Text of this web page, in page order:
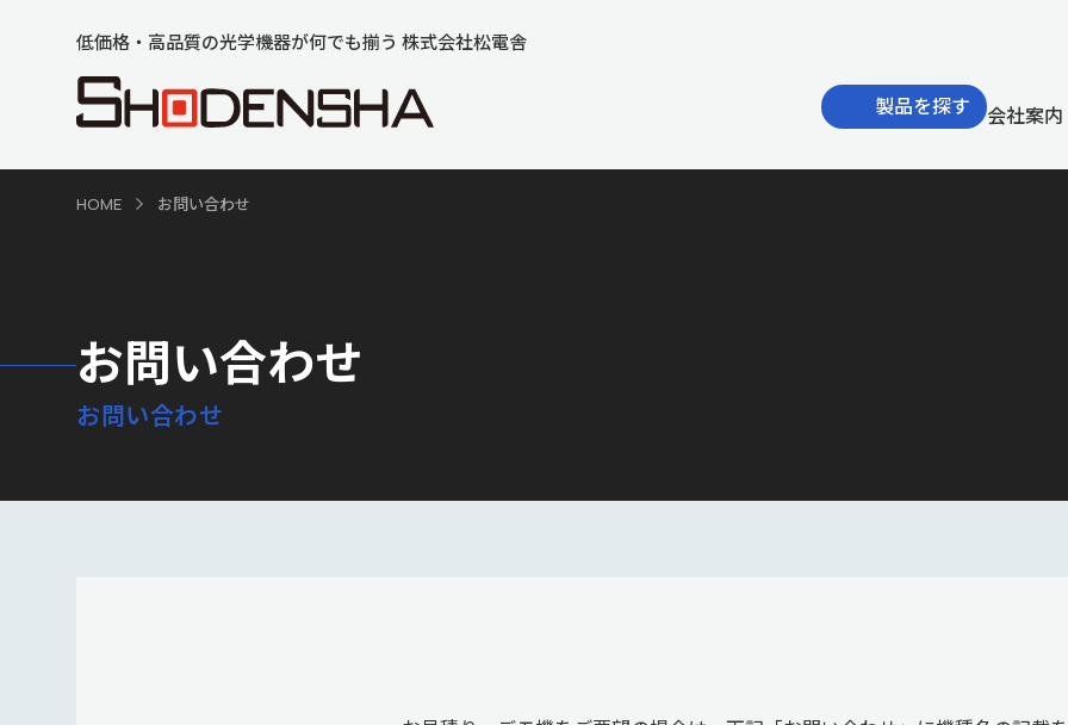
低価格・高品質の光学機器が何でも揃う 株式会社松電舎
製品を探す 会社案内
HOME お問い合わせ
お問い合わせ
お問い合わせ